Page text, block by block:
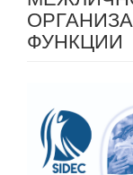
ФУНКЦИИ
боковой
панели